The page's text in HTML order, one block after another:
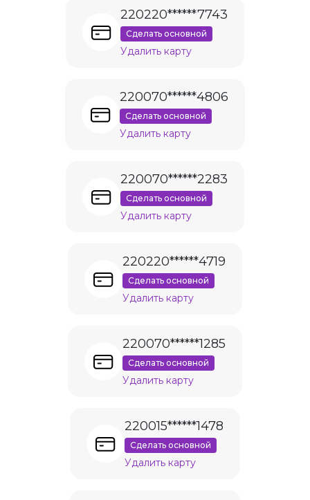
220220******7743
Сделать основной
Удалить карту
220070******4806
Сделать основной
Удалить карту
220070******2283
Сделать основной
Удалить карту
220220******4719
Сделать основной
Удалить карту
220070******1285
Сделать основной
Удалить карту
220015******1478
Сделать основной
Удалить карту